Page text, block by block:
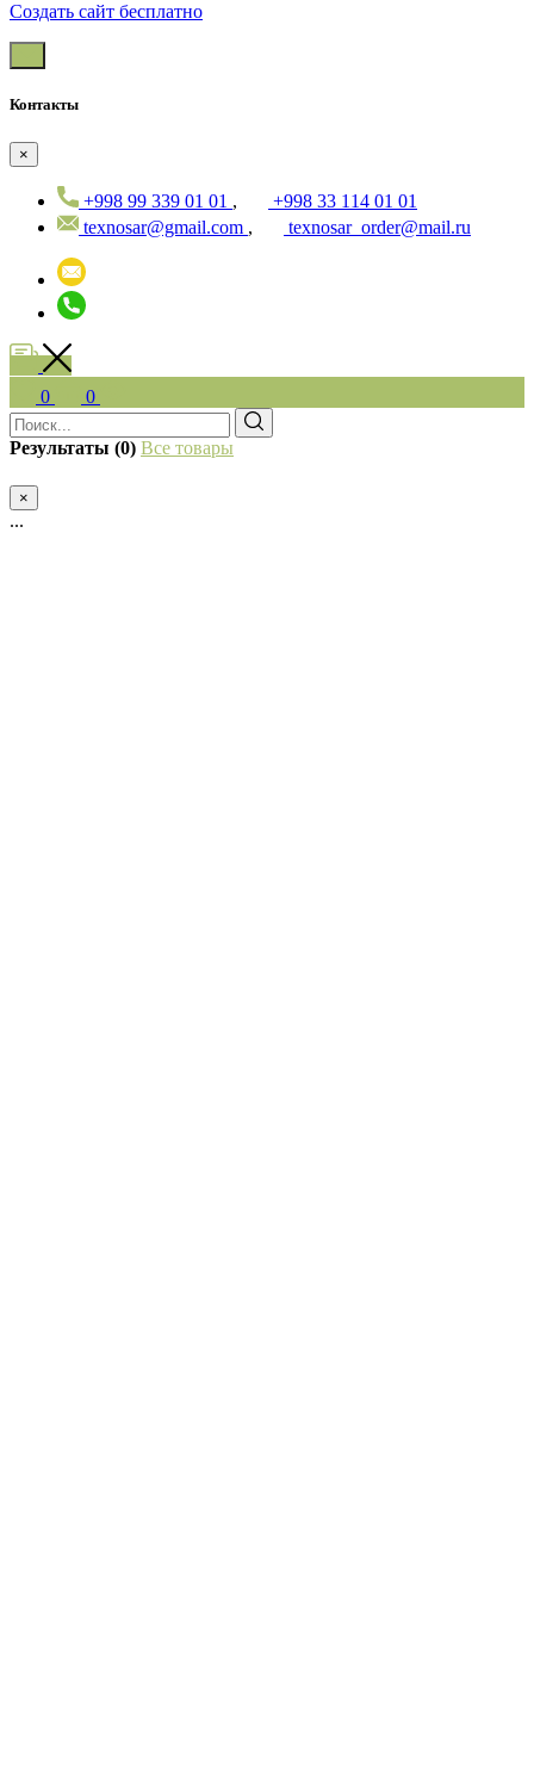
Создать cайт бесплатно
Контакты
×
+998 99 339 01 01 ,
+998 33 114 01 01
texnosar@gmail.com , texnosar_order@mail.ru
0 0
Результаты (0) Все товары
×
...